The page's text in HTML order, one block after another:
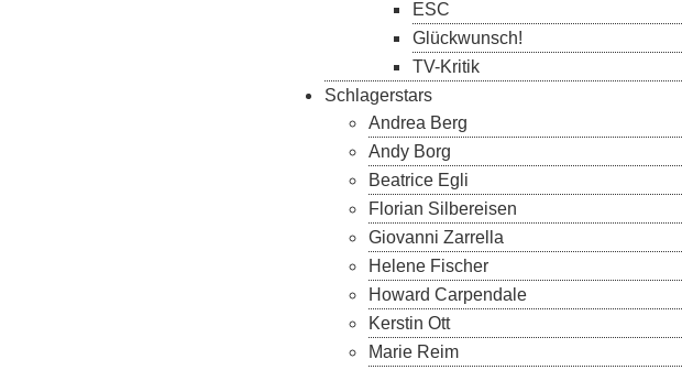
ESC
Glückwunsch!
TV-Kritik
Schlagerstars
Andrea Berg
Andy Borg
Beatrice Egli
Florian Silbereisen
Giovanni Zarrella
Helene Fischer
Howard Carpendale
Kerstin Ott
Marie Reim